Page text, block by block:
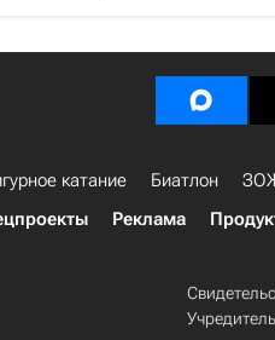
катание Биатлон
Реклама